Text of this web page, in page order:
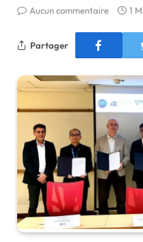
Aucun commentaire 1
Partager